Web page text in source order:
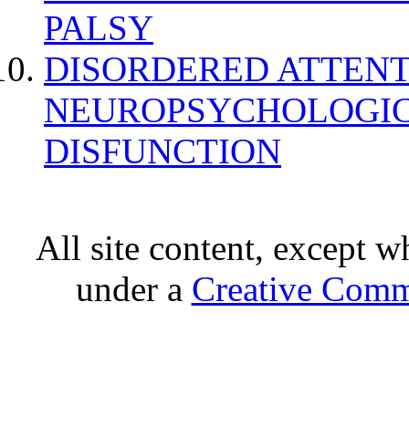
PALSY
DISORDERED
DISFUNCTION
All site content, except
under a Creative